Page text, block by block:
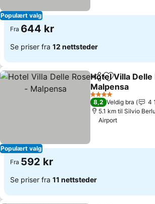
Populært valg
Fra 644 kr
Se priser fra 12 nettsteder
Populært valg
Del Legg til i
Hotel Villa Delle
Malpensa
Se priser
4 Stjerner
8,2 Veldig bra
4
5.1 km til Silvio
Airport
Fra 592 kr
Se priser fra 11 nettsteder